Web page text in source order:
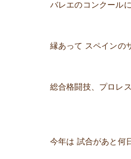
バレエのコンクール
縁あって スペインの
総合格闘技、プロレ
今年は 試合があと何